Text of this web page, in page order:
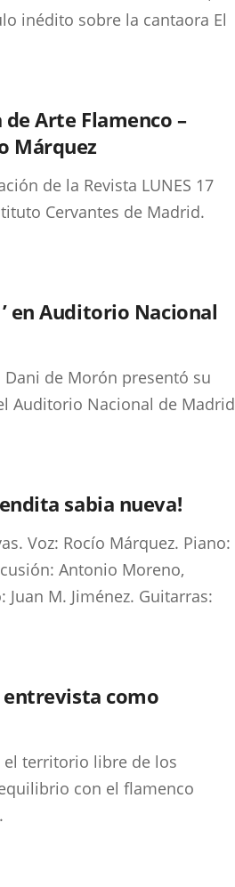
inédito sobre la cantaora El
de Arte Flamenco –
Márquez
de la Revista LUNES 17
Cervantes de Madrid.
en Auditorio Nacional
de Morón presentó su
Auditorio Nacional de Madrid
sabia nueva!
Voz: Rocío Márquez. Piano:
Antonio Moreno,
Juan M. Jiménez. Guitarras:
entrevista como
el territorio libre de los
con el flamenco